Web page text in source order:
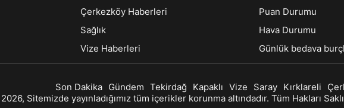
Çerkezköy Haberleri
Sağlık
Vize Haberleri
Puan Durumu
Hava Durumu
Günlük bedava
Son Dakika Gündem Tekirdağ Kapaklı Vize Saray Kırklareli
Sitemizde yayınladığımız tüm içerikler korunma altındadır. Tüm Hakları